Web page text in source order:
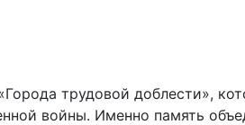
трудовой доблести»,
войны. Именно память